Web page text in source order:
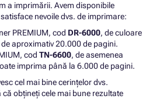
a imprimării. Avem disponibile
nevoile dvs. de imprimare:
PREMIUM, cod DR-6000, de culoare
aproximativ 20.000 de pagini.
cod TN-6600, de asemenea
imprima până la 6.000 de pagini.
cel mai bine cerințelor dvs.
obțineți cele mai bune rezultate